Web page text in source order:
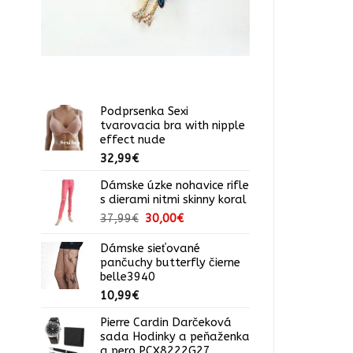
Podprsenka Sexi
tvarovacia bra with nipple
effect nude
32,99€
Dámske úzke nohavice rifle
s dierami nitmi skinny koral
37,99€ Pôvodná
bola:
37,99€.
30,00€Aktuálna
je:
30,00€.
Dámske sieťované
pančuchy butterfly čierne
belle3940
10,99€
Pierre Cardin Darčeková
sada Hodinky a peňaženka